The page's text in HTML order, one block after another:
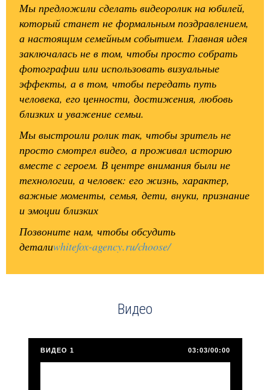
Мы предложили сделать видеоролик на юбилей,
который станет не формальным поздравлением,
а настоящим семейным событием. Главная идея
заключалась не в том, чтобы просто собрать
фотографии или использовать визуальные
эффекты, а в том, чтобы передать путь
человека, его ценности, достижения, любовь
близких и уважение семьи.
Мы выстроили ролик так, чтобы зритель не
просто смотрел видео, а проживал историю
вместе с героем. В центре внимания были не
технологии, а человек: его жизнь, характер,
важные моменты, семья, дети, внуки, признание
и эмоции близких
Позвоните нам, чтобы обсудить
деталиwhitefox-agency.ru/choose/
Видео
ВИДЕО 1 03:03/00:00